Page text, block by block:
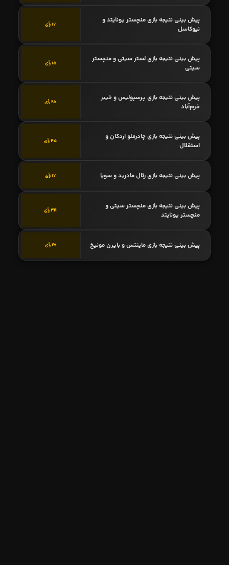
پیش بینی نتیجه بازی منچستر یونایتد و
نیوکاسل
17 رأی
پیش بینی نتیجه بازی لستر سیتی و منچستر
سیتی
15 رأی
پیش بینی نتیجه بازی پرسپولیس و خیبر
خرم‌آباد
65 رأی
پیش بینی نتیجه بازی چادرملو اردکان و
استقلال
45 رأی
پیش بینی نتیجه بازی رئال مادرید و سویا 17 رأی
پیش بینی نتیجه بازی منچستر سیتی و
منچستر یونایتد
34 رأی
پیش بینی نتیجه بازی ماینتس و بایرن مونیخ 27 رأی